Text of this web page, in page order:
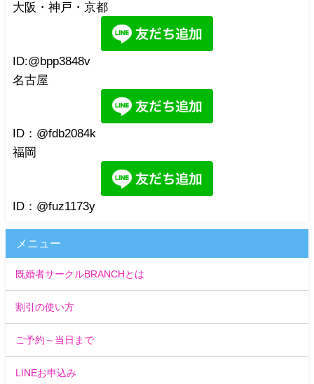
大阪・神戸・京都
ID:@bpp3848v
名古屋
ID：@fdb2084k
福岡
ID：@fuz1173y
メニュー
既婚者サークルBRANCHとは
割引の使い方
ご予約～当日まで
LINEお申込み